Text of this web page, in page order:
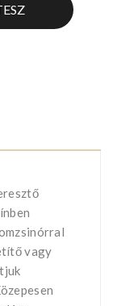
vagy